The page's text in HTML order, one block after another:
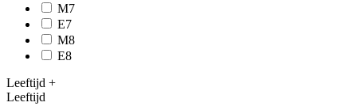
M7
E7
M8
E8
Leeftijd +
Leeftijd